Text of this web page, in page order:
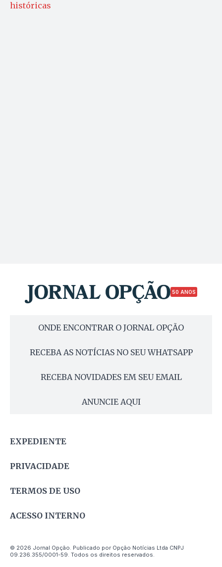
históricas
50 ANOS
ONDE ENCONTRAR O JORNAL OPÇÃO
RECEBA AS NOTÍCIAS NO SEU WHATSAPP
RECEBA NOVIDADES EM SEU EMAIL
ANUNCIE AQUI
EXPEDIENTE
PRIVACIDADE
TERMOS DE USO
ACESSO INTERNO
© 2026 Jornal Opção. Publicado por Opção Notícias Ltda CNPJ
09.236.355/0001-59. Todos os direitos reservados.